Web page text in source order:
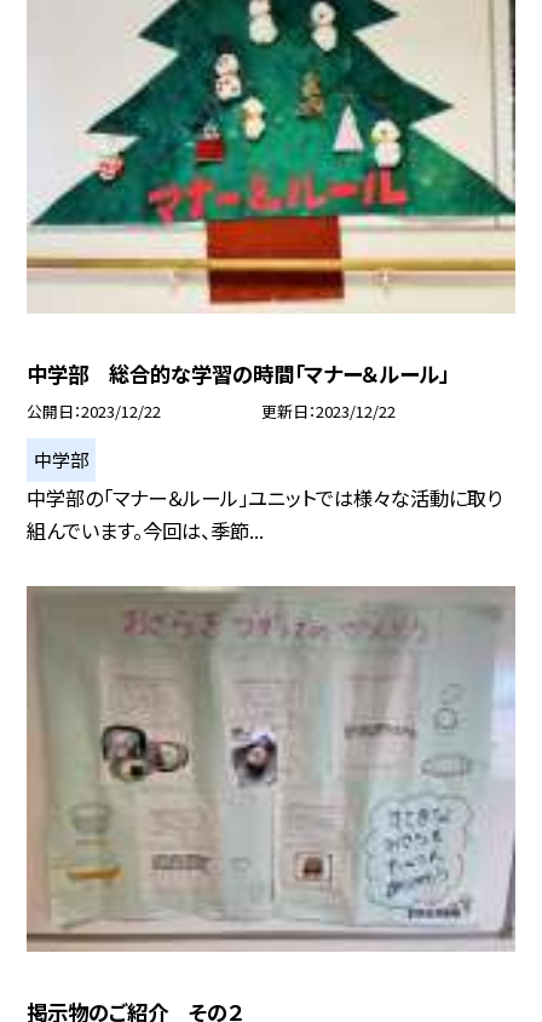
中学部 総合的な学習の時間「マナー＆ルール」
公開日 2023/12/22 更新日 2023/12/22
中学部
中学部の「マナー＆ルール」ユニットでは様々な活動に取り
組んでいます。今回は、季節...
掲示物のご紹介 その２